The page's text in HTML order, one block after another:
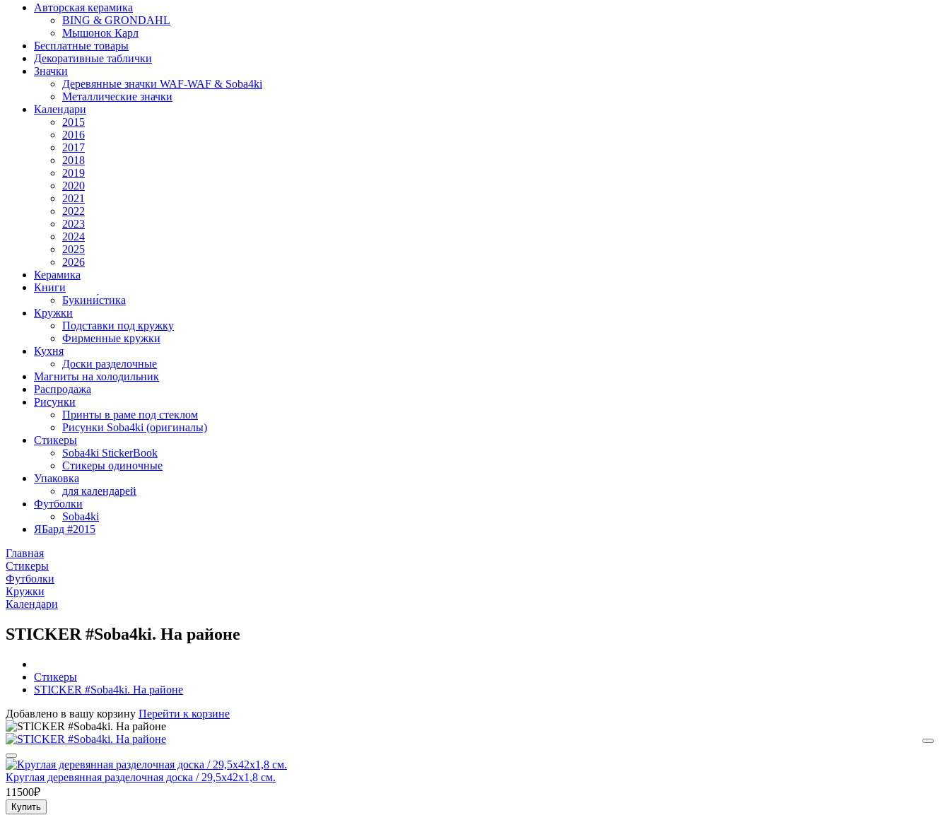
Авторская керамика
BING & GRONDAHL
Мышонок Карл
Бесплатные товары
Декоративные таблички
Значки
Деревянные значки WAF-WAF & Soba4ki
Металлические значки
Календари
2015
2016
2017
2018
2019
2020
2021
2022
2023
2024
2025
2026
Керамика
Книги
Букини́стика
Кружки
Подставки под кружку
Фирменные кружки
Кухня
Доски разделочные
Магниты на холодильник
Распродажа
Рисунки
Принты в раме под стеклом
Рисунки Soba4ki (оригиналы)
Стикеры
Soba4ki StickerBook
Стикеры одиночные
Упаковка
для календарей
Футболки
Soba4ki
ЯБард #2015
Главная
Стикеры
Футболки
Кружки
Календари
STICKER #Soba4ki. На районе
Стикеры
STICKER #Soba4ki. На районе
Добавлено в вашу корзину Перейти к корзине
Круглая деревянная разделочная доска / 29,5х42х1,8 см.
11500₽
Купить